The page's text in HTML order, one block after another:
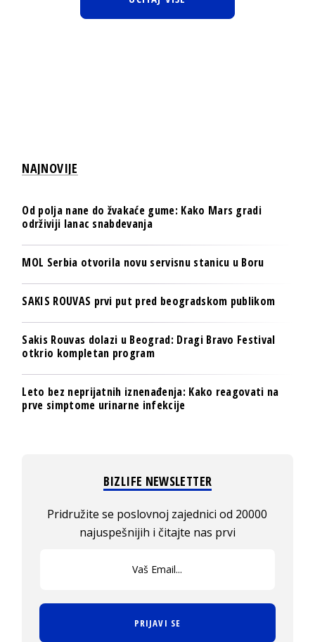
NAJNOVIJE
Od polja nane do žvakaće gume: Kako Mars gradi
održiviji lanac snabdevanja
MOL Serbia otvorila novu servisnu stanicu u Boru
SAKIS ROUVAS prvi put pred beogradskom publikom
Sakis Rouvas dolazi u Beograd: Dragi Bravo Festival
otkrio kompletan program
Leto bez neprijatnih iznenađenja: Kako reagovati na
prve simptome urinarne infekcije
BIZLIFE NEWSLETTER
Pridružite se poslovnoj zajednici od 20000
najuspešnijih i čitajte nas prvi
PRIJAVI SE